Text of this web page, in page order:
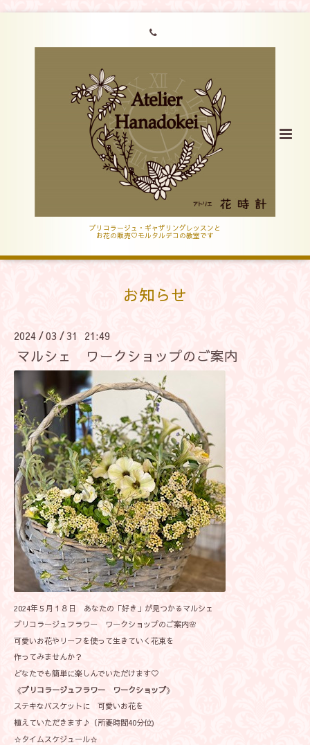
ブリコラージュ・ギャザリングレッスンと
お花の販売♡モルタルデコの教室です
お知らせ
2024 /03 /31 21:49
マルシェ ワークショップのご案内
2024年５月１８日 あなたの「好き」が見つかるマルシェ
ブリコラージュフラワー ワークショップのご案内🌸
可愛いお花やリーフを使って生きていく花束を
作ってみませんか？
どなたでも簡単に楽しんでいただけます♡
《ブリコラージュフラワー ワークショップ》
ステキなバスケットに 可愛いお花を
植えていただきます♪（所要時間40分位)
☆タイムスケジュール☆